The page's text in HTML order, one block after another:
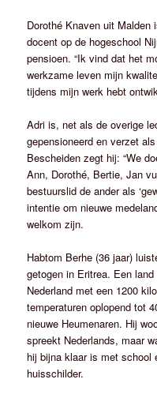
Dorothé Knaven uit
docent op de hogeschool
pensioen. “Ik vind dat het
werkzame leven mijn
tijdens mijn werk hebt
Adri is, net als de overige
gepensioneerd en verzet
Bescheiden zegt hij: “We
Ann, Dorothé, Bertie, Jan
bestuurslid de ander als
intentie om nieuwe
welkom zijn.
Habtom Berhe (36 jaar)
getogen in Eritrea. Een
Nederland met een 1200
temperaturen oplopend tot
nieuwe Heumenaren. Hij
spreekt Nederlands, maar
hij bijna klaar is met school
huisschilder.